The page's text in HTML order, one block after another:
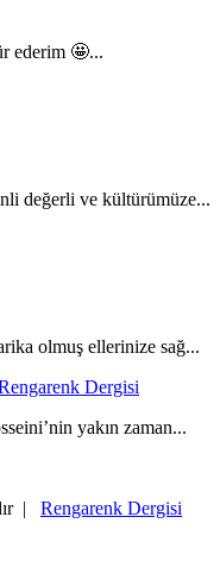
ederim 🤩...
değerli ve kültürümüze...
olmuş ellerinize sağ...
Dergisi
yakın zaman...
| Rengarenk Dergisi